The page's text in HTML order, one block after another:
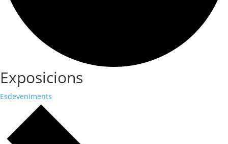
Exposicions
Esdeveniments